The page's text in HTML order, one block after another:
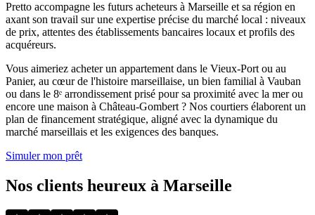
Pretto accompagne les futurs acheteurs à Marseille et sa région en
axant son travail sur une expertise précise du marché local : niveaux
de prix, attentes des établissements bancaires locaux et profils des
acquéreurs.
Vous aimeriez acheter un appartement dans le Vieux-Port ou au
Panier, au cœur de l'histoire marseillaise, un bien familial à Vauban
ou dans le 8ᵉ arrondissement prisé pour sa proximité avec la mer ou
encore une maison à Château-Gombert ? Nos courtiers élaborent un
plan de financement stratégique, aligné avec la dynamique du
marché marseillais et les exigences des banques.
Simuler mon prêt
Nos clients heureux à Marseille